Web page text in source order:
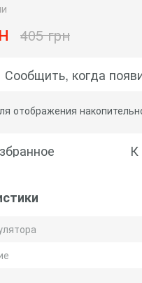
405 грн
Сообщить, когда
отображения
К